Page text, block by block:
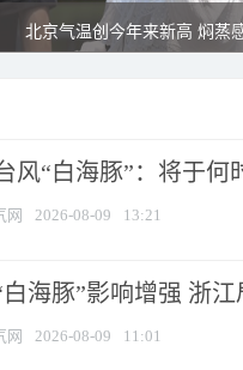
北京气温创今年来新高 焖蒸
风“白海豚”：将于
网 2026-08-09 13:21
白海豚”影响增强 浙
网 2026-08-09 11:01